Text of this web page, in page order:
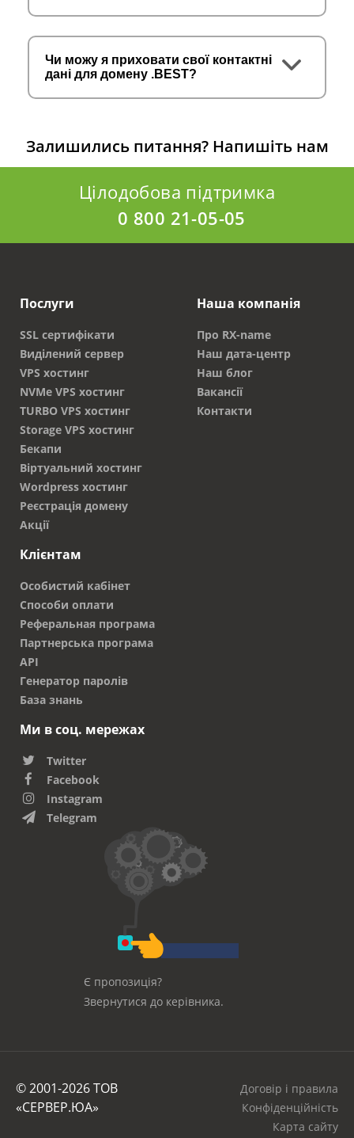
Чи можу я приховати свої контактні
дані для домену .BEST?
Залишились питання? Напишіть нам
Цілодобова підтримка
0 800 21-05-05
Послуги
SSL сертифікати
Виділений сервер
VPS хостинг
NVMe VPS хостинг
TURBO VPS хостинг
Storage VPS хостинг
Бекапи
Віртуальний хостинг
Wordpress хостинг
Реєстрація домену
Акції
Наша компанія
Про RX-name
Наш дата-центр
Наш блог
Вакансії
Контакти
Клієнтам
Особистий кабінет
Способи оплати
Реферальная програма
Партнерська програма
API
Генератор паролів
База знань
Ми в соц. мережах
Twitter
Facebook
Instagram
Telegram
Є пропозиція?
Звернутися до керівника.
© 2001-2026 ТОВ
«СЕРВЕР.ЮА»
Договір і правила
Конфіденційність
Карта сайту